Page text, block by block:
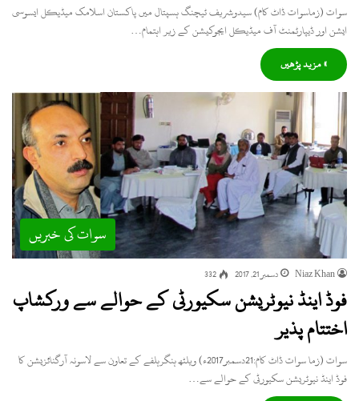
سوات (زماسوات ڈاٹ کام) سیدوشریف ٹیچنگ ہسپتال میں پاکستان اسلامک میڈیکل ایسوسی
ایشن اور ڈیپارٹمنٹ آف میڈیکل ایجوکیشن کے زیر اہتمام…
» مزید پڑھیں
سوات کی خبریں
Niaz Khan دسمبر 21, 2017 332
فوڈ اینڈ نیوٹریشن سکیورٹی کے حوالے سے ورکشاپ
اختتام پذیر
سوات (زما سوات ڈاٹ کام:21دسمبر2017ء) ویلٹھ ہنگرہلفے کے تعاون سے لاسونہ آرگنائزیشن کا
فوڈ اینڈ نیوٹریشن سکیورٹی کے حوالے سے…